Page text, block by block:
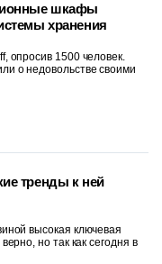
шкафы
хранения
опросив 1500 человек.
о недовольстве своими
тренды к ней
высокая ключевая
но так как сегодня в